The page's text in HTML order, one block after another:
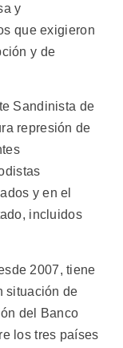
y
que exigieron
y de
Sandinista de
represión de
y en el
incluidos
2007, tiene
situación de
del Banco
los tres países